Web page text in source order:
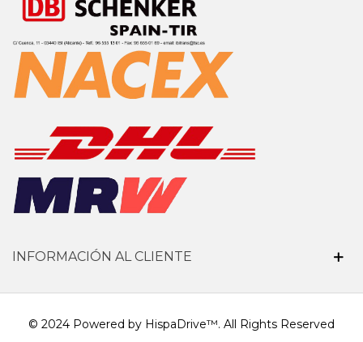
INFORMACIÓN AL CLIENTE
© 2024 Powered by HispaDrive™. All Rights Reserved